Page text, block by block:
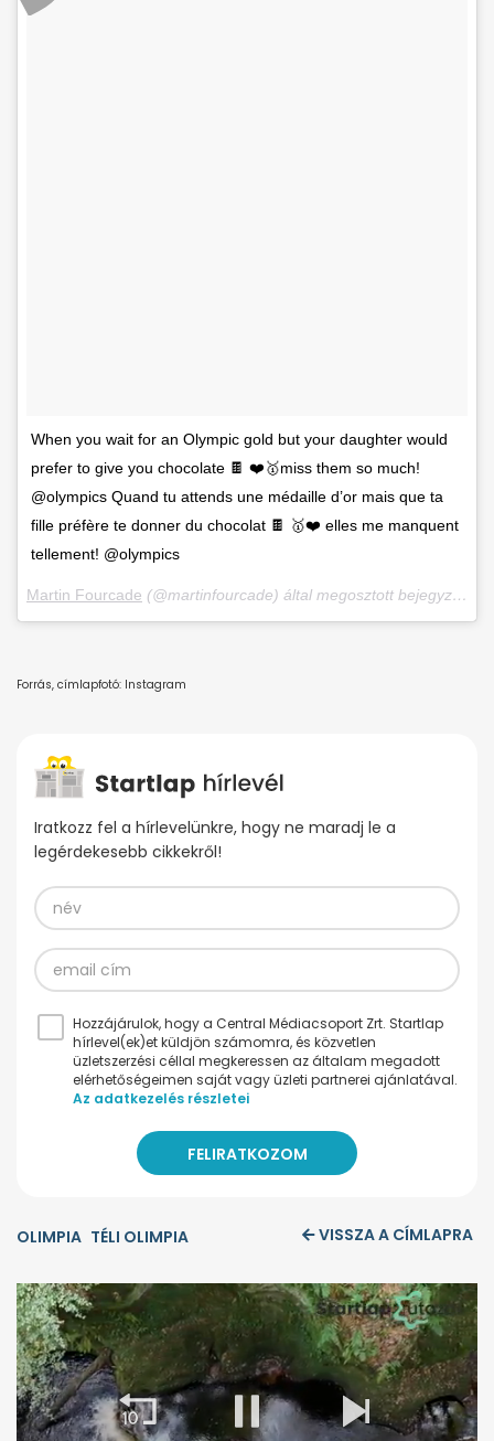
When you wait for an Olympic gold but your daughter would
prefer to give you chocolate 🍫 ❤️🥇miss them so much!
@olympics Quand tu attends une médaille d’or mais que ta
fille préfère te donner du chocolat 🍫 🥇❤️ elles me manquent
tellement! @olympics
Martin Fourcade (@martinfourcade) által megosztott bejegyzés,
Forrás, címlapfotó: Instagram
Iratkozz fel a hírlevelünkre, hogy ne maradj le a
legérdekesebb cikkekről!
Hozzájárulok, hogy a Central Médiacsoport Zrt. Startlap
hírlevel(ek)et küldjön számomra, és közvetlen
üzletszerzési céllal megkeressen az általam megadott
elérhetőségeimen saját vagy üzleti partnerei ajánlatával.
Az adatkezelés részletei
OLIMPIA TÉLI OLIMPIA VISSZA A CÍMLAPRA